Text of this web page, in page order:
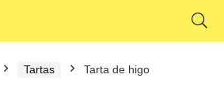
Tartas Tarta de higo